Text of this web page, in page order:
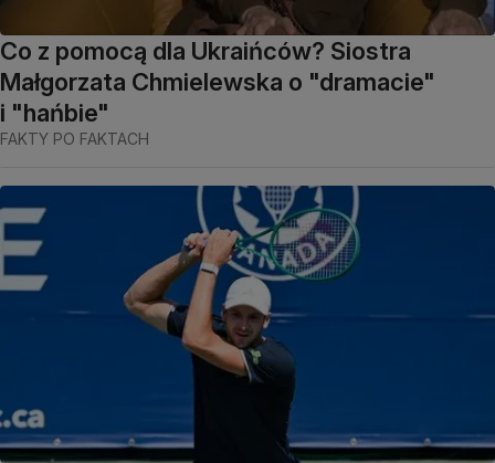
Co z pomocą dla Ukraińców? Siostra
Małgorzata Chmielewska o "dramacie"
i "hańbie"
FAKTY PO FAKTACH